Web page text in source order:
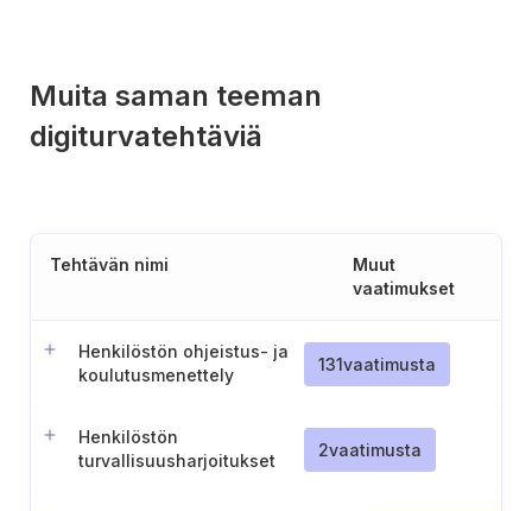
Muita saman teeman
digiturvatehtäviä
Tehtävän nimi
Muut
vaatimukset
Henkilöstön ohjeistus- ja
koulutusmenettely
131vaatimusta
Henkilöstön
turvallisuusharjoitukset
2vaatimusta